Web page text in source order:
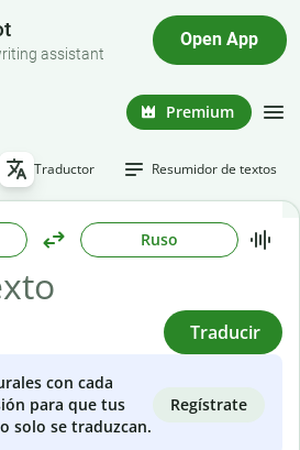
assistant
Open App
Premium
Traductor Resumidor de textos
Ruso
Traducir
con cada
para que tus
solo se traduzcan.
Regístrate